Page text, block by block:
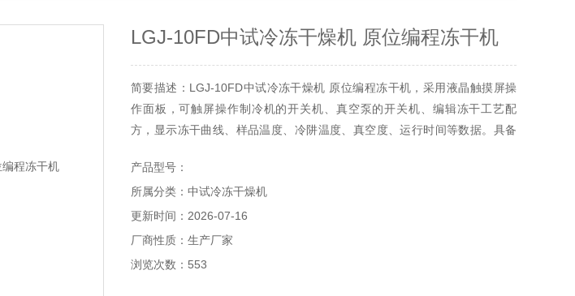
LGJ-10FD中试冷冻干燥机 原位编程冻干机
简要描述：LGJ-10FD中试冷冻干燥机 原位编程冻干机，采用液晶触摸屏操
作面板，可触屏操作制冷机的开关机、真空泵的开关机、编辑冻干工艺配
方，显示冻干曲线、样品温度、冷阱温度、真空度、运行时间等数据。具备
完成自动预冻、自动开启真空泵、自动升华等流程，减少人工干预。
产品型号：
所属分类：中试冷冻干燥机
更新时间：2026-07-16
厂商性质：生产厂家
浏览次数：553